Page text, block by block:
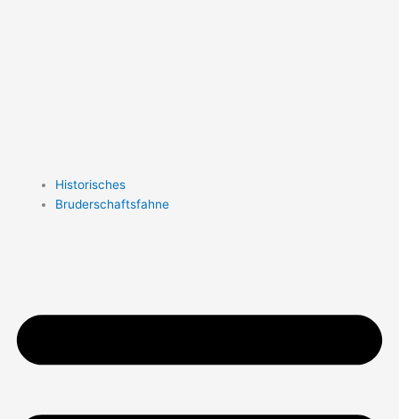
Historisches
Bruderschaftsfahne